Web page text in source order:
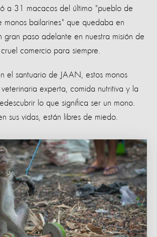
a 31 macacos del último "pueblo de
monos bailarines" que quedaba en
gran paso adelante en nuestra misión de
comercio para siempre.
el santuario de JAAN, estos monos
experta, comida nutritiva y la
lo que significa ser un mono.
sus vidas, están libres de miedo.